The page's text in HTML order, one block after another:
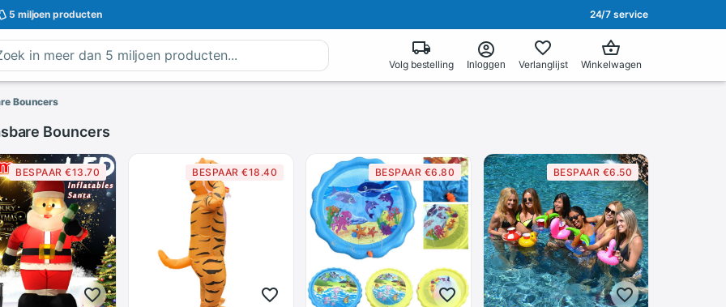
5 miljoen producten 24/7 service
Volg bestelling Inloggen Verlanglijst Winkelwagen
Bouncers
Bouncers
BESPAAR €13.70 BESPAAR €18.40 BESPAAR €6.80 BESPAAR €6.50